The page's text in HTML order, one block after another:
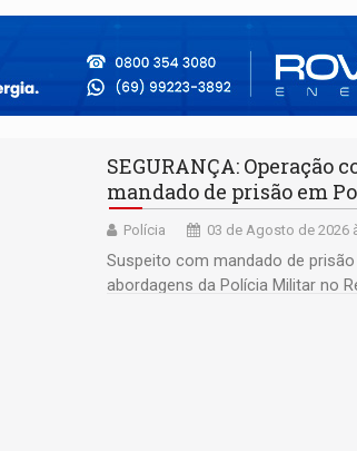
SEGURANÇA:
mandado de prisão em
Polícia 03 de Agosto de 2026
Suspeito com mandado de
abordagens da Polícia Militar no